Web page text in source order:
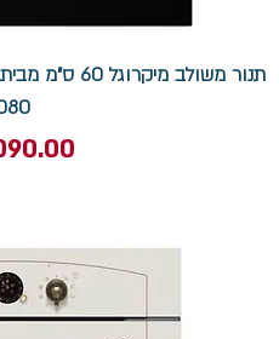
מחיר